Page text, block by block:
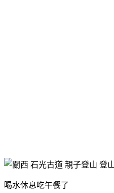
喝水休息吃午餐了